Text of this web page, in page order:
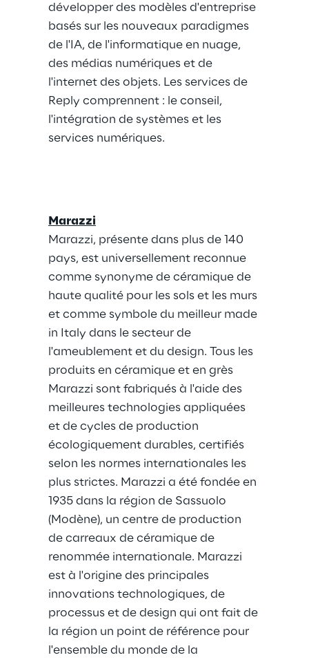
développer des modèles d'entreprise
basés sur les nouveaux paradigmes
de l'IA, de l'informatique en nuage,
des médias numériques et de
l'internet des objets. Les services de
Reply comprennent : le conseil,
l'intégration de systèmes et les
services numériques.
Marazzi
Marazzi, présente dans plus de 140
pays, est universellement reconnue
comme synonyme de céramique de
haute qualité pour les sols et les murs
et comme symbole du meilleur made
in Italy dans le secteur de
l'ameublement et du design. Tous les
produits en céramique et en grès
Marazzi sont fabriqués à l'aide des
meilleures technologies appliquées
et de cycles de production
écologiquement durables, certifiés
selon les normes internationales les
plus strictes. Marazzi a été fondée en
1935 dans la région de Sassuolo
(Modène), un centre de production
de carreaux de céramique de
renommée internationale. Marazzi
est à l'origine des principales
innovations technologiques, de
processus et de design qui ont fait de
la région un point de référence pour
l'ensemble du monde de la